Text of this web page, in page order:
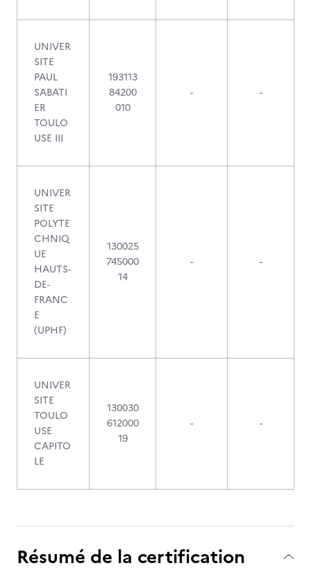
UNIVER
SITE
PAUL
SABATI
ER
TOULO
USE III
193113
84200
010
- -
UNIVER
SITE
POLYTE
CHNIQ
UE
HAUTS-
DE-
FRANC
E
(UPHF)
130025
745000
14
- -
UNIVER
SITE
TOULO
USE
CAPITO
LE
130030
612000
19
- -
Résumé de la certification